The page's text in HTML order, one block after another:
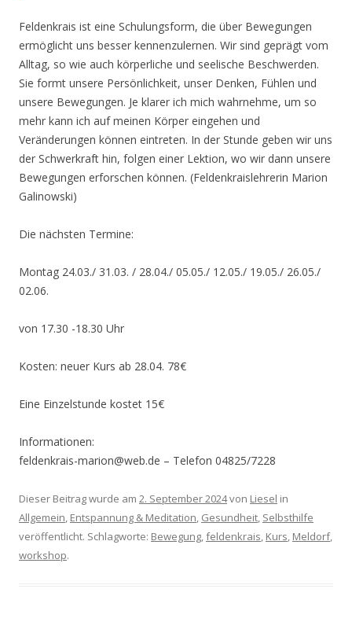
Feldenkrais ist eine Schulungsform, die über Bewegungen
ermöglicht uns besser kennenzulernen. Wir sind geprägt vom
Alltag, so wie auch körperliche und seelische Beschwerden.
Sie formt unsere Persönlichkeit, unser Denken, Fühlen und
unsere Bewegungen. Je klarer ich mich wahrnehme, um so
mehr kann ich auf meinen Körper eingehen und
Veränderungen können eintreten. In der Stunde geben wir uns
der Schwerkraft hin, folgen einer Lektion, wo wir dann unsere
Bewegungen erforschen können. (Feldenkraislehrerin Marion
Galinowski)
Die nächsten Termine:
Montag 24.03./ 31.03. / 28.04./ 05.05./ 12.05./ 19.05./ 26.05./
02.06.
von 17.30 -18.30 Uhr
Kosten: neuer Kurs ab 28.04. 78€
Eine Einzelstunde kostet 15€
Informationen:
feldenkrais-marion@web.de – Telefon 04825/7228
Dieser Beitrag wurde am 2. September 2024von Liesel in
Allgemein, Entspannung & Meditation, Gesundheit, Selbsthilfe
veröffentlicht. Schlagworte: Bewegung,feldenkrais, Kurs, Meldorf,
workshop.